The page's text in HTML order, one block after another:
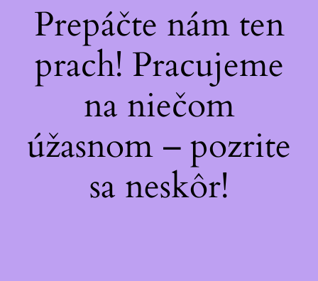
Prepáčte nám ten
prach! Pracujeme
na niečom
úžasnom – pozrite
sa neskôr!